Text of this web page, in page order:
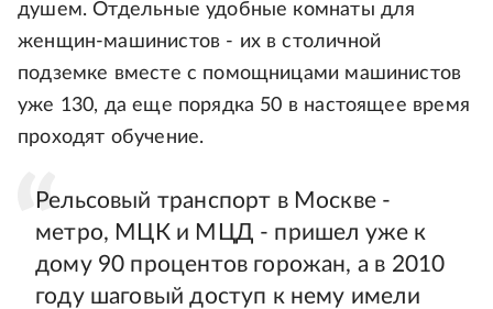
душем. Отдельные удобные комнаты для
женщин-машинистов - их в столичной
подземке вместе с помощницами машинистов
уже 130, да еще порядка 50 в настоящее время
проходят обучение.
Рельсовый транспорт в Москве -
метро, МЦК и МЦД - пришел уже к
дому 90 процентов горожан, а в 2010
году шаговый доступ к нему имели